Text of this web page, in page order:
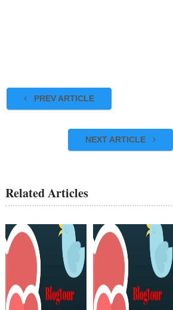
PREV ARTICLE
NEXT ARTICLE
Related Articles